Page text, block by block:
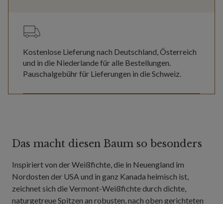
Kostenlose Lieferung nach Deutschland, Österreich
und in die Niederlande für alle Bestellungen.
Pauschalgebühr für Lieferungen in die Schweiz.
Das macht diesen Baum so besonders
Inspiriert von der Weißfichte, die in Neuengland im
Nordosten der USA und in ganz Kanada heimisch ist,
zeichnet sich die Vermont-Weißfichte durch dichte,
naturgetreue Spitzen an robusten, nach oben gerichteten